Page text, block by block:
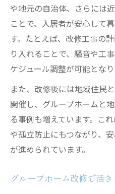
や地元の自治体、さらには
ことで、入居者が安心して
す。たとえば、改修工事の
り入れることで、騒音や工
ケジュール調整が可能となり
また、改修後には地域住民
開催し、グループホームと
る事例も増えています。こ
や孤立防止にもつながり、
が進められています。
グループホーム改修で活